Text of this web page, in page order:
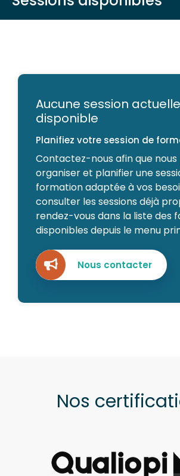
Aucune session
disponible
Planifiez votre session de
Contactez-nous afin que nous
organiser et planifier une
formation adaptée à vos
consulter les sessions déjà
rendez-vous dans la liste des
disponibles depuis le menu
Nous contacter
Nos